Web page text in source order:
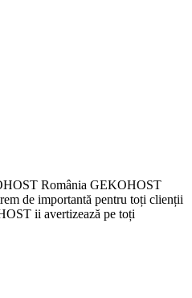
România GEKOHOST
de importantă pentru toți clienții
ii avertizează pe toți